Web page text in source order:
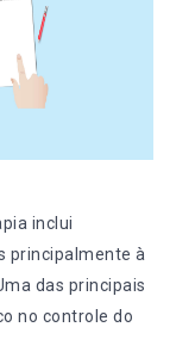
inclui
principalmente à
das principais
no controle do